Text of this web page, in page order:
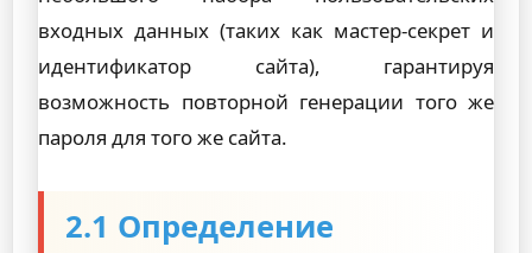
входных данных (таких как мастер-секрет и
идентификатор сайта), гарантируя
возможность повторной генерации того же
пароля для того же сайта.
2.1 Определение